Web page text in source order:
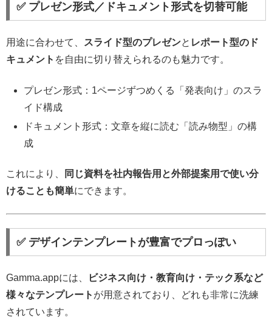
✅ プレゼン形式／ドキュメント形式を切替可能
用途に合わせて、 スライド型のプレゼンと レポート型のド
キュメント を自由に切り替えられるのも魅力です。
プレゼン形式：1ページずつめくる「発表向け」のスラ
イド構成
ドキュメント形式：文章を縦に読む「読み物型」の構
成
これにより、
同じ資料を社内報告用と外部提案用で使い分
けることも簡単にできます。
✅ デザインテンプレートが豊富でプロっぽい
Gamma.appには、
ビジネス向け・教育向け・テック系など
様々なテンプレート が用意されており、どれも非常に洗練
されています。